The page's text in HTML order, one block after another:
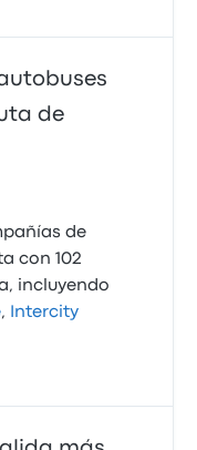
de
de
con 102
incluyendo
,
Intercity